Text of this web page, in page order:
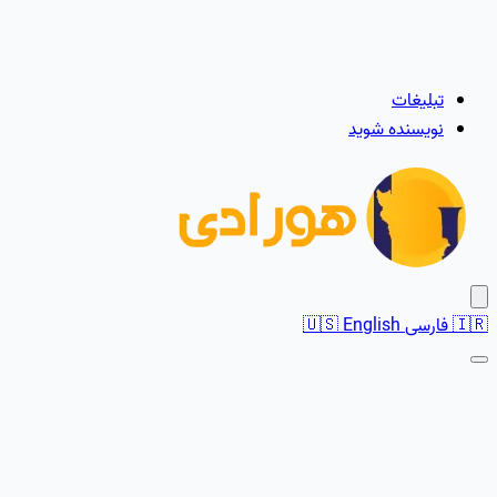
تبلیغات
نویسنده شوید
🇮🇷فارسی 🇺🇸English